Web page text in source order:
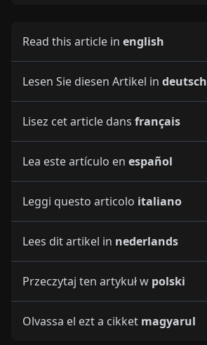
Read this article in english
Lesen Sie diesen Artikel in deutsch
Lisez cet article dans français
Lea este artículo en español
Leggi questo articolo italiano
Lees dit artikel in nederlands
Przeczytaj ten artykuł w polski
Olvassa el ezt a cikket magyarul